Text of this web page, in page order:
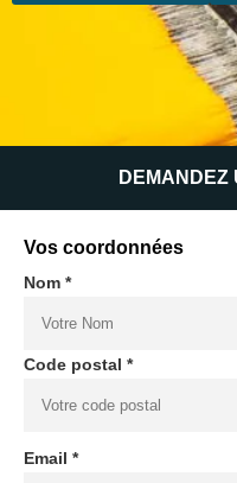
DEMANDEZ
Vos coordonnées
Nom *
Code postal *
Email *